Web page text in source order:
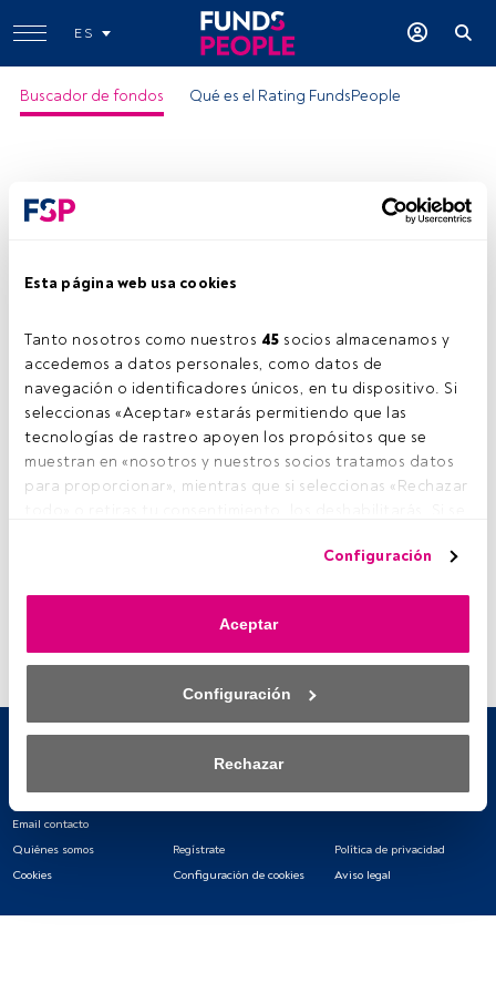
Esta página web usa cookies
Tanto nosotros como nuestros 45 socios almacenamos y
accedemos a datos personales, como datos de
navegación o identificadores únicos, en tu dispositivo. Si
seleccionas «Aceptar» estarás permitiendo que las
tecnologías de rastreo apoyen los propósitos que se
muestran en «nosotros y nuestros socios tratamos datos
para proporcionar», mientras que si seleccionas «Rechazar
anuncios que ves podrían dejar de ser relevantes para ti.
momento haciendo clic en el enlace «Preferencias de
privacidad» que aparece en la parte inferior de la página
la izquierda de la página web). Tus opciones tendrán
saber más, consulta nuestra política de privacidad.
datos para proporcionar:
activamente las características del dispositivo para su
identificación. Almacenar la información en un dispositivo
Configuración
Aceptar
Configuración
Rechazar
ES
Buscador de fondos Qué es el Rating FundsPeople
Email contacto
Quiénes somos
Regístrate
Política de privacidad
Cookies
Configuración de cookies Aviso legal